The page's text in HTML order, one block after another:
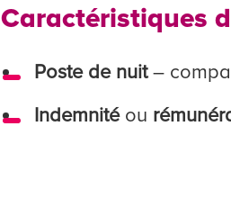
Caractéristiques
Poste de nuit–
Indemnitéou